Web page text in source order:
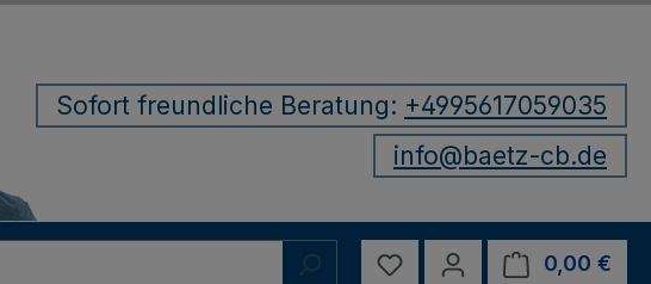
Sofort freundliche Beratung: +4995617059035
info@baetz-cb.de
Du hast 0 Produkte auf
0,00 €